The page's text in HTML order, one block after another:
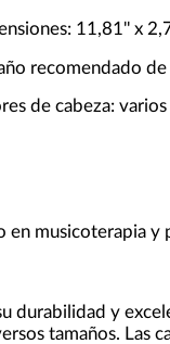
11,81'' x
recomendado
de cabeza:
en musicoterapia
durabilidad y
tamaños. Las